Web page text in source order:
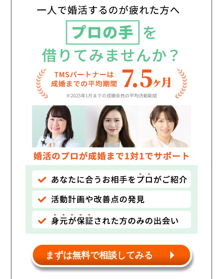
約1,300店の中から
おすすめの優良結婚相談所をご紹介
個人情報保護のため
プライバシーマークを
取得しております
まずは無料で相談してみる